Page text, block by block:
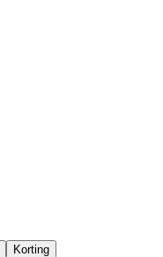
Korting